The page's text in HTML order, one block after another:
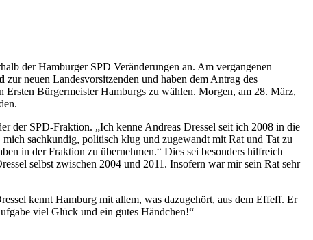
der Hamburger SPD Veränderungen an. Am vergangenen
zur neuen Landesvorsitzenden und haben dem Antrag des
Ersten Bürgermeister Hamburgs zu wählen. Morgen, am 28. März,
der SPD-Fraktion. „Ich kenne Andreas Dressel seit ich 2008 in die
sachkundig, politisch klug und zugewandt mit Rat und Tat zu
in der Fraktion zu übernehmen.“ Dies sei besonders hilfreich
selbst zwischen 2004 und 2011. Insofern war mir sein Rat sehr
kennt Hamburg mit allem, was dazugehört, aus dem Effeff. Er
viel Glück und ein gutes Händchen!“